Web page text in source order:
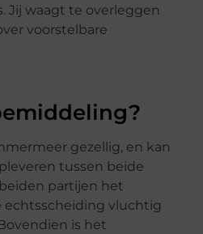
Jij waagt te overleggen
voorstelbare
gezellig, en kan
tussen beide
partijen het
echtsscheiding vluchtig
is het